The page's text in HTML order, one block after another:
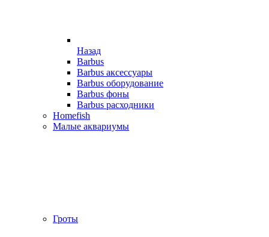
Назад
Barbus
Barbus аксессуары
Barbus оборудование
Barbus фоны
Barbus расходники
Homefish
Малые аквариумы
Гроты